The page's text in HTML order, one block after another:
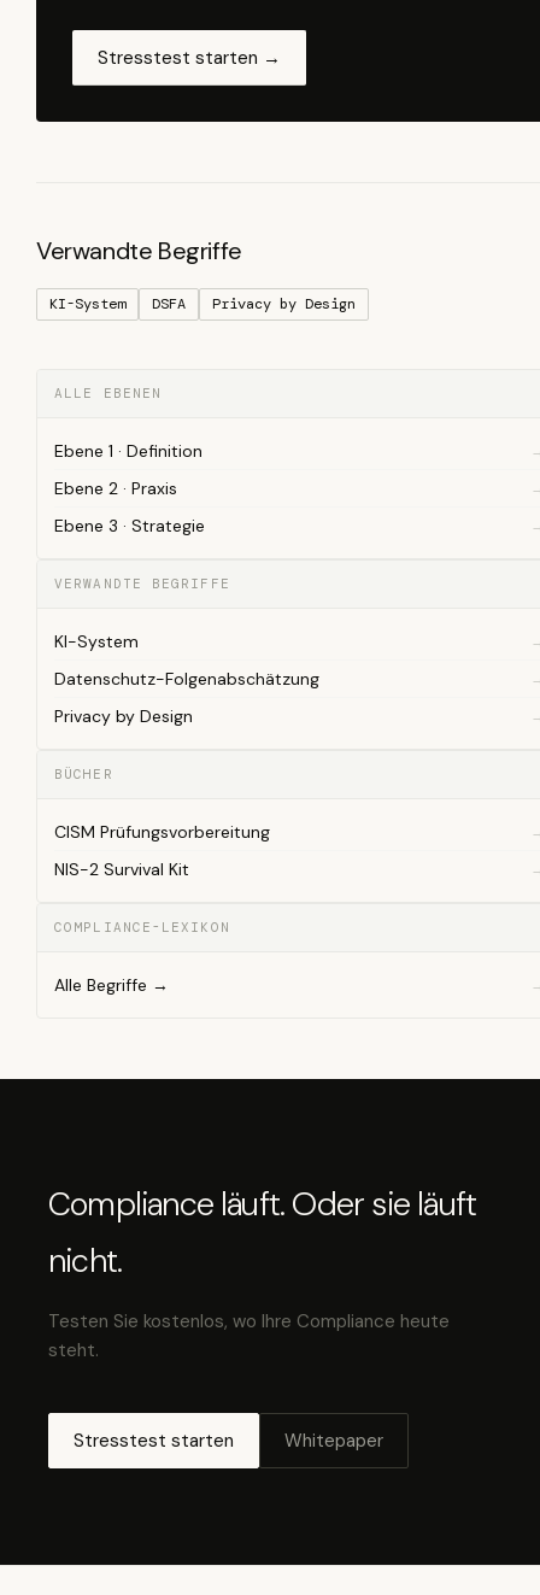
Stresstest starten →
Verwandte Begriffe
KI-System DSFA Privacy by Design
ALLE EBENEN
Ebene 1 · Definition
Ebene 2 · Praxis
Ebene 3 · Strategie
VERWANDTE BEGRIFFE
KI-System
Datenschutz-Folgenabschätzung
Privacy by Design
BÜCHER
CISM Prüfungsvorbereitung
NIS-2 Survival Kit
COMPLIANCE-LEXIKON
Alle Begriffe →
Compliance läuft. Oder sie läuft
nicht.
Testen Sie kostenlos, wo Ihre Compliance heute
steht.
Stresstest starten Whitepaper